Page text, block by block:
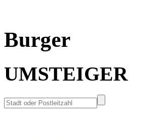
Burger
UMSTEIGER